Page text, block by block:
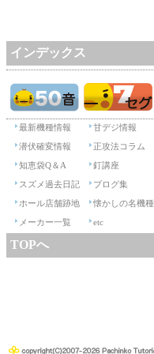
インデックス
最新機種情報 甘デジ情報
潜伏確変情報
正攻法コラム
知恵袋Q＆A
釘講座
スズメ過去日記
ブログ集
ホール店舗跡地
懐かしの名機種
メーカー一覧
etc
TOPへ